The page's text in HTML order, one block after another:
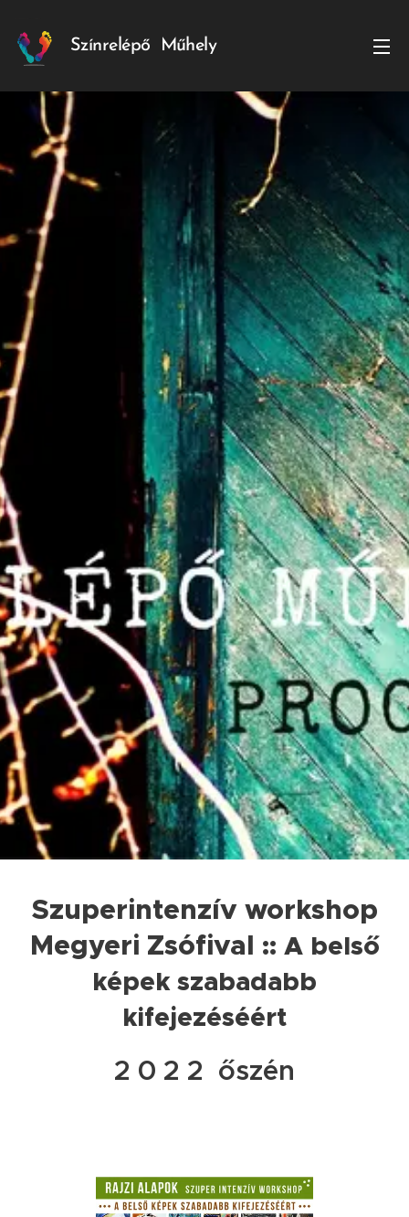
Színrelépő Műhely
Szuperintenzív workshop
Megyeri Zsófival :: A belső
képek szabadabb
kifejezéséért
2 0 2 2 őszén